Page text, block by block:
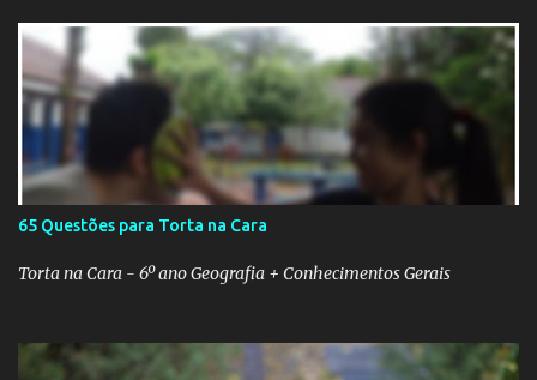
65 Questões para Torta na Cara
Torta na Cara - 6º ano Geografia + Conhecimentos Gerais